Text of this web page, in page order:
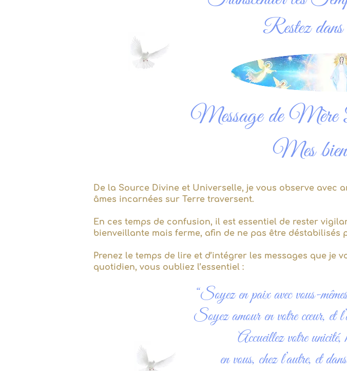
Restez
Message de Mère
Mes
De la Source Divine et Universelle, je vous observe avec
âmes incarnées sur Terre traversent.
En ces temps de confusion, il est essentiel de rester
bienveillante mais ferme, afin de ne pas être
Prenez le temps de lire et d’intégrer les messages que je
quotidien, vous oubliez l’essentiel :
“Soyez en paix avec vous-
Soyez amour en votre cœur, et
Accueillez votre unicité,
en vous, chez l’autre, et